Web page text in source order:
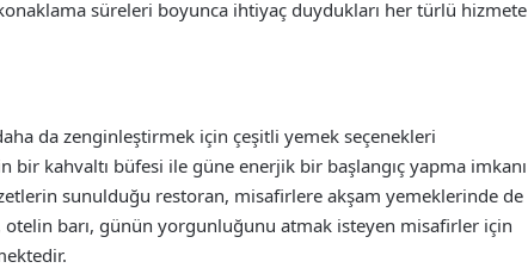
süreleri boyunca ihtiyaç duydukları her türlü hizmete
da zenginleştirmek için çeşitli yemek seçenekleri
bir kahvaltı büfesi ile güne enerjik bir başlangıç yapma imkanı
sunulduğu restoran, misafirlere akşam yemeklerinde de
otelin barı, günün yorgunluğunu atmak isteyen misafirler için